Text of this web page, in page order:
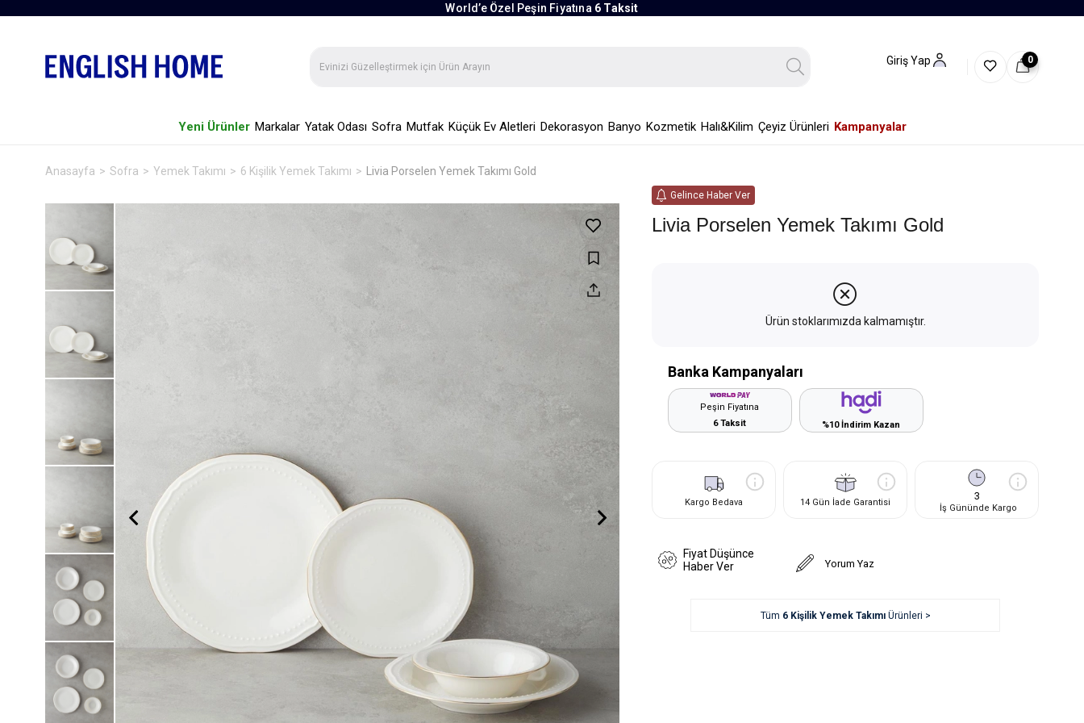
World’e Özel Peşin Fiyatına 6 Taksit
Giriş Yap 0
Yeni Ürünler Markalar Yatak Odası Sofra Mutfak Küçük Ev Aletleri Dekorasyon Banyo Kozmetik Halı&Kilim Çeyiz Ürünleri Kampanyalar
Anasayfa Sofra Yemek Takımı 6 Kişilik Yemek Takımı Livia Porselen Yemek Takımı Gold
Gelince Haber Ver
Livia Porselen Yemek Takımı Gold
Ürün stoklarımızda kalmamıştır.
Banka Kampanyaları
Peşin Fiyatına
6 Taksit
%10 İndirim Kazan
Kargo Bedava 14 Gün İade Garantisi 3
İş Gününde Kargo
Fiyat Düşünce
Haber Ver
Yorum Yaz
Tüm 6 Kişilik Yemek TakımıÜrünleri >